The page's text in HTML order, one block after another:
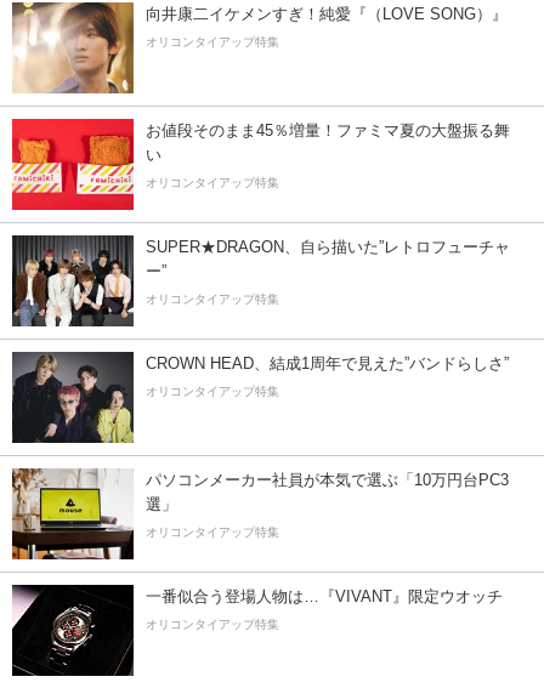
向井康二イケメンすぎ！純愛『（LOVE SONG）』
オリコンタイアップ特集
お値段そのまま45％増量！ファミマ夏の大盤振る舞
い
オリコンタイアップ特集
SUPER★DRAGON、自ら描いた”レトロフューチャ
ー”
オリコンタイアップ特集
CROWN HEAD、結成1周年で見えた”バンドらしさ”
オリコンタイアップ特集
パソコンメーカー社員が本気で選ぶ「10万円台PC3
選」
オリコンタイアップ特集
一番似合う登場人物は…『VIVANT』限定ウオッチ
オリコンタイアップ特集